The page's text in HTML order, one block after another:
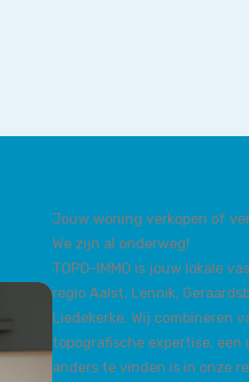
Jouw woning verkopen of
We zijn al onderweg!
TOPO-IMMO is jouw lokale
regio Aalst, Lennik,
Liedekerke. Wij combineren
topografische expertise,
anders te vinden is in onze